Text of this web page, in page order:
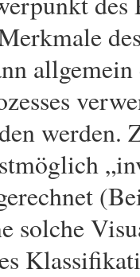
werden.